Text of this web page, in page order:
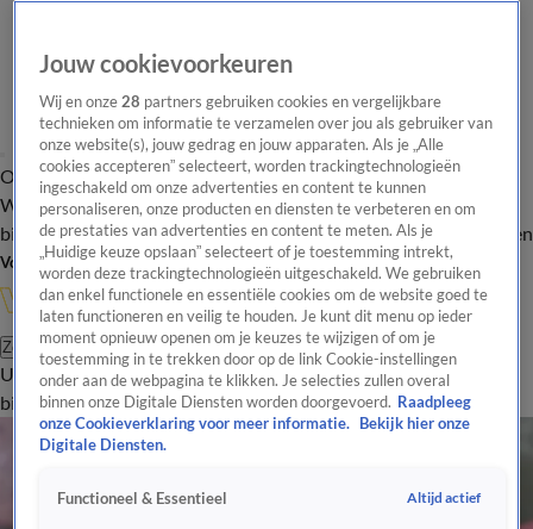
Overzicht Onze programma's Uitzendingen Onze gezichten
In de
WandelgangenInterviewsUitzending
bijwonenPodcastShopVeelgestelde vragenKijkersvraag insturen
Volg Vandaag Inside
Zoeken
UitzendingenVandaag InsideDe OranjezomerShopUitzending
bijwonen
Jouw cookievoorkeuren
Wij en onze28 partners gebruiken cookies en vergelijkbare
technieken om informatie te verzamelen over jou als gebruiker van
onze website(s), jouw gedrag en jouw apparaten. Als je „Alle
cookies accepteren” selecteert, worden trackingtechnologieën
ingeschakeld om onze advertenties en content te kunnen
personaliseren, onze producten en diensten te verbeteren en om
de prestaties van advertenties en content te meten. Als je
„Huidige keuze opslaan” selecteert of je toestemming intrekt,
worden deze trackingtechnologieën uitgeschakeld. We gebruiken
dan enkel functionele en essentiële cookies om de website goed te
laten functioneren en veilig te houden. Je kunt dit menu op ieder
moment opnieuw openen om je keuzes te wijzigen of om je
toestemming in te trekken door op de link Cookie-instellingen
onder aan de webpagina te klikken. Je selecties zullen overal
binnen onze Digitale Diensten worden doorgevoerd. Raadpleeg
onze Cookieverklaring voor meer informatie.
Bekijk hier onze
Digitale Diensten.
Functioneel & Essentieel Altijd actief